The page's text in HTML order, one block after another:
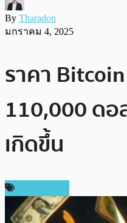
By Tharadon
มกราคม 4, 2025
ราคา
110,000 ดอ
เกิดขึ้น